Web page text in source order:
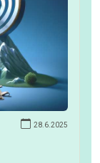
28.6.2025